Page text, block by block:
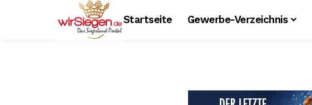
Startseite Gewerbe-Verzeichnis